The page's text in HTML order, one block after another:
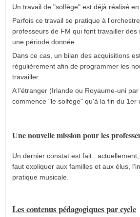
Un travail de "solfège" est déjà réalisé
Parfois ce travail se pratique à
professeurs de FM qui font travailler des
une période donnée.
Dans ce cas, un bilan des acquisitions
régulièrement afin de programmer les
travailler.
A l'étranger (Irlande ou Royaume-uni
commence "le solfège" qu'à la fin du 1er
Une nouvelle mission pour les
Un dernier constat est fait :
faut expliquer aux familles et aux élus,
pratique musicale.
Les contenus pédagogiques par cycle